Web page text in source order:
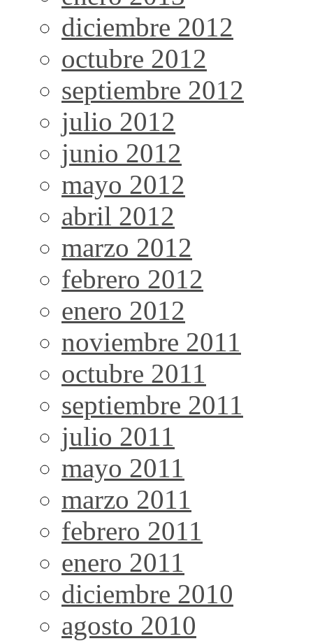
diciembre 2012
octubre 2012
septiembre 2012
julio 2012
junio 2012
mayo 2012
abril 2012
marzo 2012
febrero 2012
enero 2012
noviembre 2011
octubre 2011
septiembre 2011
julio 2011
mayo 2011
marzo 2011
febrero 2011
enero 2011
diciembre 2010
agosto 2010